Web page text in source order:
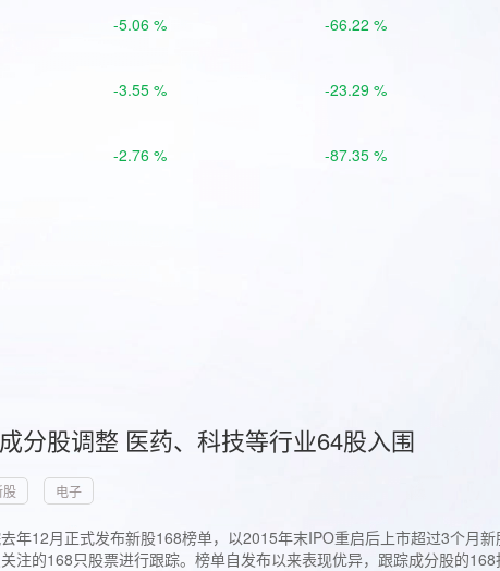
-5.06 % -66.22 %
-3.55 % -23.29 %
-2.76 % -87.35 %
分股调整 医药、科技等行业64股入围
股 电子
年12月正式发布新股168榜单，以2015年末IPO重启后上市超过3个月
注的168只股票进行跟踪。榜单自发布以来表现优异，跟踪成分股的